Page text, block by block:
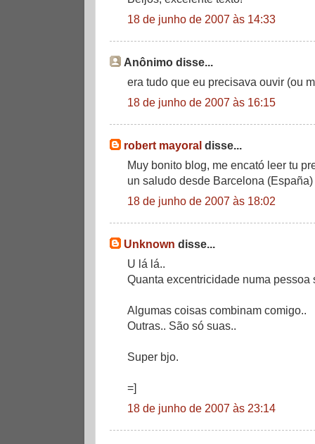
18 de junho de 2007 às 14:33
Anônimo disse...
era tudo que eu precisava ouvir (ou
18 de junho de 2007 às 16:15
robert mayoral disse...
Muy bonito blog, me encató leer tu
un saludo desde Barcelona (España)
18 de junho de 2007 às 18:02
Unknown disse...
U lá lá..
Quanta excentricidade numa pessoa
Algumas coisas combinam comigo..
Outras.. São só suas..
Super bjo.
=]
18 de junho de 2007 às 23:14